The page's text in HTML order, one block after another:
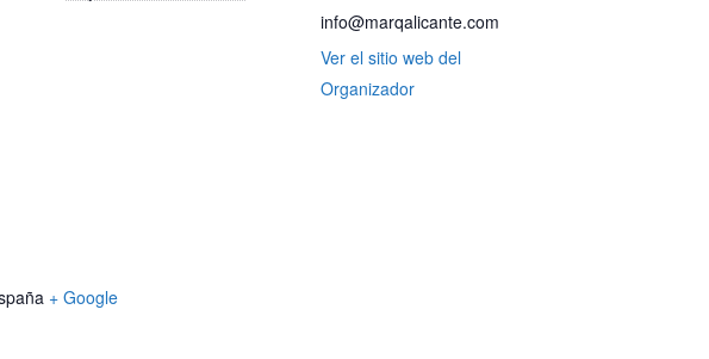
info@marqalicante.com
Ver el sitio web del
Organizador
+ Google